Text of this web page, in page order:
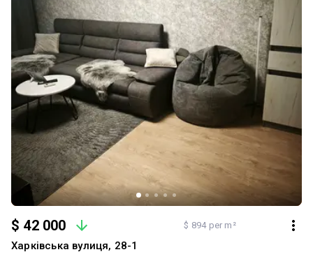
$ 42 000 $ 894 per m²
Харківська вулиця, 28-1